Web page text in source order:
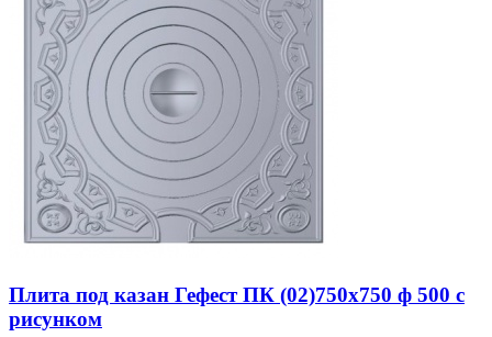
Плита под казан Гефест ПК (02)750x750 ф 500 с
рисунком